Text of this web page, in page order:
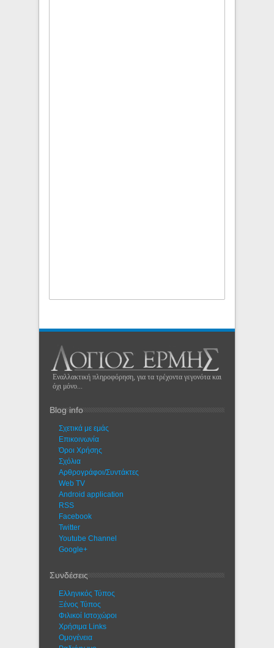
Εναλλακτική πληροφόρηση, για τα τρέχοντα γεγονότα και
όχι μόνο...
Blog info
Σχετικά με εμάς
Eπικοινωνία
Όροι Χρήσης
Σχόλια
Αρθρογράφοι/Συντάκτες
Web TV
Android application
RSS
Facebook
Twitter
Youtube Channel
Google+
Συνδέσεις
Ελληνικός Τύπος
Ξένος Τύπος
Φιλικοί Ιστοχώροι
Χρήσιμα Links
Ομογένεια